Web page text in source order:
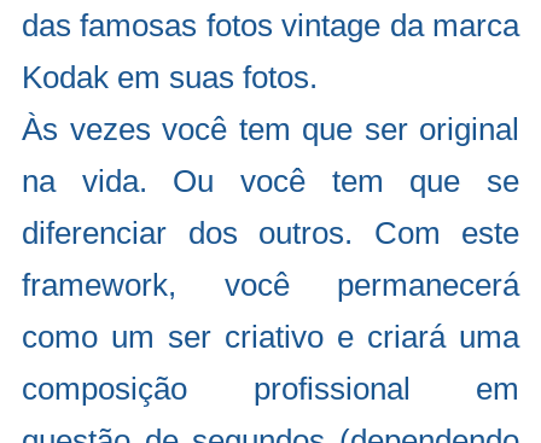
das famosas fotos vintage da marca
Kodak em suas fotos.
Às vezes você tem que ser original
na vida. Ou você tem que se
diferenciar dos outros. Com este
framework, você permanecerá
como um ser criativo e criará uma
composição profissional em